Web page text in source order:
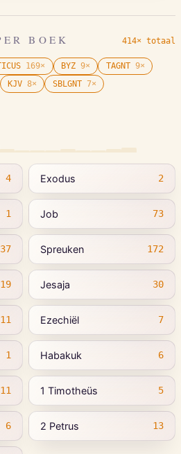
BOEK 414× totaal
169× BYZ 9× TAGNT 9×
KJV 8× SBLGNT 7×
4 Exodus 2
1 Job 73
37 Spreuken 172
19 Jesaja 30
11 Ezechiël 7
1 Habakuk 6
11 1 Timotheüs 5
6 2 Petrus 13